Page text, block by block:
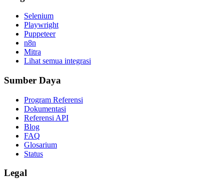
Selenium
Playwright
Puppeteer
n8n
Mitra
Lihat semua integrasi
Sumber Daya
Program Referensi
Dokumentasi
Referensi API
Blog
FAQ
Glosarium
Status
Legal